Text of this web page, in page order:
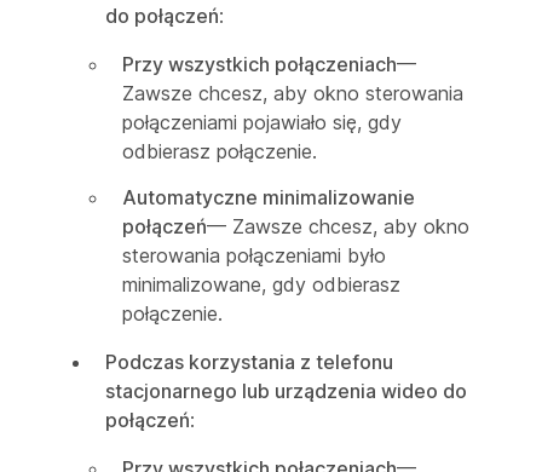
do połączeń:
Przy wszystkich połączeniach—
Zawsze chcesz, aby okno sterowania
połączeniami pojawiało się, gdy
odbierasz połączenie.
Automatyczne minimalizowanie
połączeń— Zawsze chcesz, aby okno
sterowania połączeniami było
minimalizowane, gdy odbierasz
połączenie.
Podczas korzystania z telefonu
stacjonarnego lub urządzenia wideo do
połączeń: